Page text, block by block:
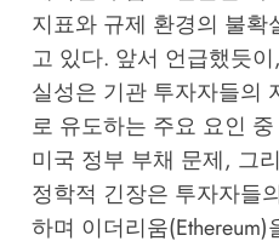
지표와 규제 환경의 불
고 있다. 앞서 언급했듯
실성은 기관 투자자들의
로 유도하는 주요 요인
미국 정부 부채 문제, 그
정학적 긴장은 투자자들
하며 이더리움